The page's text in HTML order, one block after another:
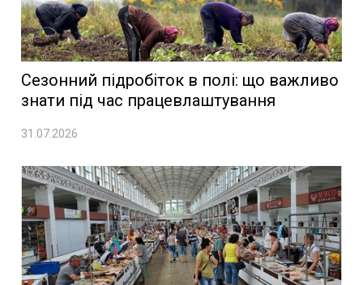
Сезонний підробіток в полі: що важливо
знати під час працевлаштування
31.07.2026